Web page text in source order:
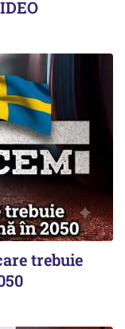
trebuie